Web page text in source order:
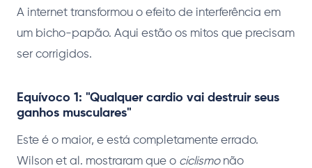
A internet transformou o efeito de interferência em
um bicho-papão. Aqui estão os mitos que precisam
ser corrigidos.
Equívoco 1: "Qualquer cardio vai destruir seus
ganhos musculares"
Este é o maior, e está completamente errado.
Wilson et al. mostraram que o ciclismonão